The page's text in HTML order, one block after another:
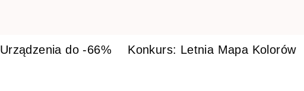
Urządzenia do -66% Konkurs: Letnia Mapa Kolorów